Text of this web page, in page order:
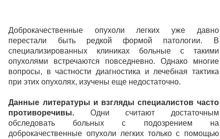
Доброкачественные опухоли легких уже давно
перестали быть редкой формой патологии. В
специализированных клиниках больные с такими
опухолями встречаются повседневно. Однако многие
вопросы, в частности диагностика и лечебная тактика
при этих опухолях, изучены еще недостаточно.
Данные литературы и взгляды специалистов часто
противоречивы. Одни считают достаточным
обследовать больных с подозрением на
доброкачественные опухоли легких только с помощью